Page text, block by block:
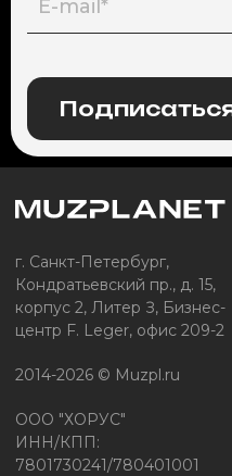
г. Санкт-Петербург,
Кондратьевский пр., д. 15,
корпус 2, Литер З, Бизнес-
центр F. Leger, офис 209-2
2014-2026 © Muzpl.ru
ООО "ХОРУС"
ИНН/КПП:
7801730241/780401001